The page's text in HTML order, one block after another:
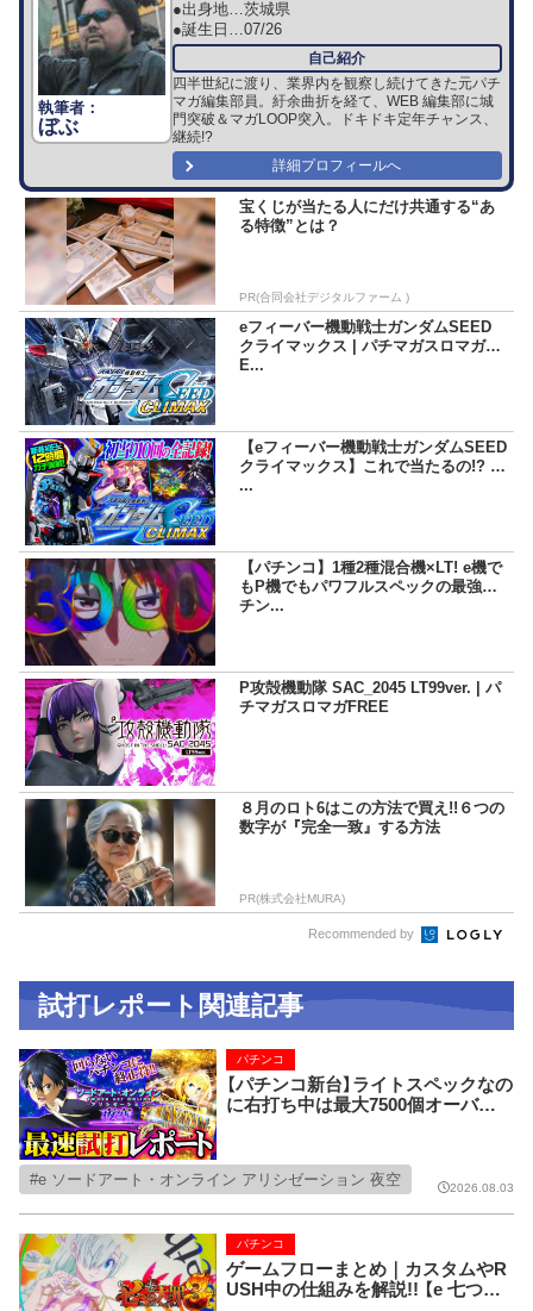
ぼぶ
●出身地…茨城県
●誕生日…07/26
四半世紀に渡り、業界内を観察し続けてきた元パチ
マガ編集部員。紆余曲折を経て、WEB 編集部に城
門突破＆マガLOOP突入。ドキドキ定年チャンス、
継続!?
詳細プロフィールへ
宝くじが当たる人にだけ共通する“あ
る特徴”とは？
PR(合同会社デジタルファーム )
eフィーバー機動戦士ガンダムSEED
クライマックス | パチマガスロマガFR
E...
【eフィーバー機動戦士ガンダムSEED
クライマックス】これで当たるの!? と
...
【パチンコ】1種2種混合機×LT! e機で
もP機でもパワフルスペックの最強パ
チン...
P攻殻機動隊 SAC_2045 LT99ver. | パ
チマガスロマガFREE
８月のロト6はこの方法で買え!!６つの
数字が『完全一致』する方法
PR(株式会社MURA)
Recommended by
試打レポート関連記事
【パチンコ新台】ライトスペックなの
に右打ち中は最大7500個オーバー!
ドアート・オンライン アリシゼーシ
ョン 夜空】
パチンコ
e ソードアート・オンライン アリシゼーション 夜空 2026.08.03
ゲームフローまとめ｜カスタムやR
USH中の仕組みを解説!! 【e 七つの
パチンコ